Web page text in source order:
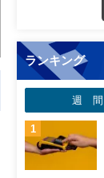
ランキング
週 間